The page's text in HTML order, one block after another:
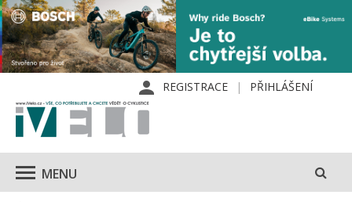
REGISTRACE PŘIHLÁŠENÍ
MENU